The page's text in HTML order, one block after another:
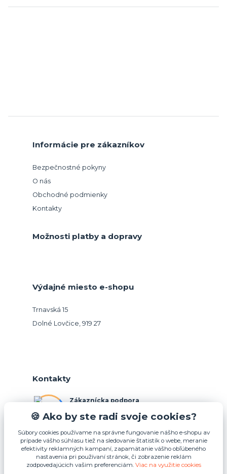
Informácie pre zákazníkov
Bezpečnostné pokyny
O nás
Obchodné podmienky
Kontakty
Možnosti platby a dopravy
Výdajné miesto e-shopu
Trnavská 15
Dolné Lovčice, 919 27
Kontakty
Zákaznícka podpora
(Po-Pia, 10-15 hod.)
info@podnosy.sk
🍪 Ako by ste radi svoje cookies?
Súbory cookies používame na správne fungovanie nášho e-shopu av
prípade vášho súhlasu tiež na sledovanie štatistík o webe, meranie
efektivity reklamných kampaní, zapamätanie vášho obľúbeného
nastavenia pri používaní stránok, či zobrazenie reklám
zodpovedajúcich vašim preferenciám. Viac na využitie cookies